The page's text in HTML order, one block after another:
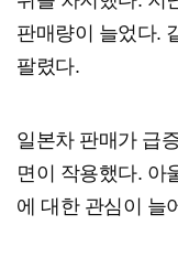
판매량이 늘었다.
팔렸다.
일본차 판매가 급
면이 작용했다. 아
에 대한 관심이 늘